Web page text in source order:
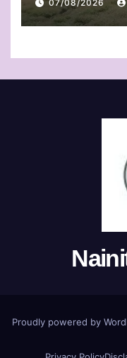
07/08/2026
Proudly powered by